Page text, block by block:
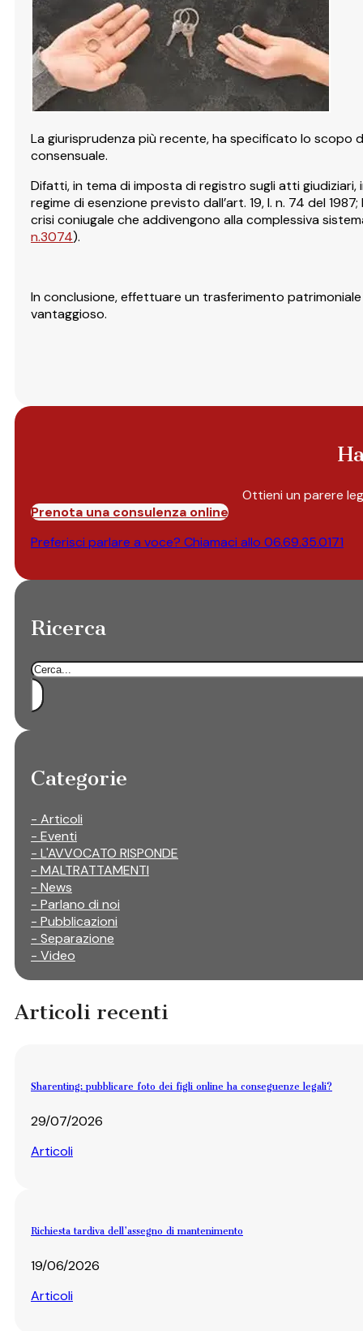
La giurisprudenza più recente, ha specificato lo scopo
consensuale.
Difatti, in tema di imposta di registro sugli atti
regime di esenzione previsto dall’art. 19, l. n. 74 del
crisi coniugale che addivengono alla complessiva
n.3074).
In conclusione, effettuare un trasferimento
vantaggioso.
Ottieni un parere
Prenota una consulenza online
Preferisci parlare a voce? Chiamaci allo 06.69.35.0171
Ricerca
Cerca
Categorie
- Articoli
- Eventi
- L'AVVOCATO RISPONDE
- MALTRATTAMENTI
- News
- Parlano di noi
- Pubblicazioni
- Separazione
- Video
Articoli recenti
Sharenting: pubblicare foto dei figli online ha conseguenze legali?
29/07/2026
Articoli
Richiesta tardiva dell’assegno di mantenimento
19/06/2026
Articoli